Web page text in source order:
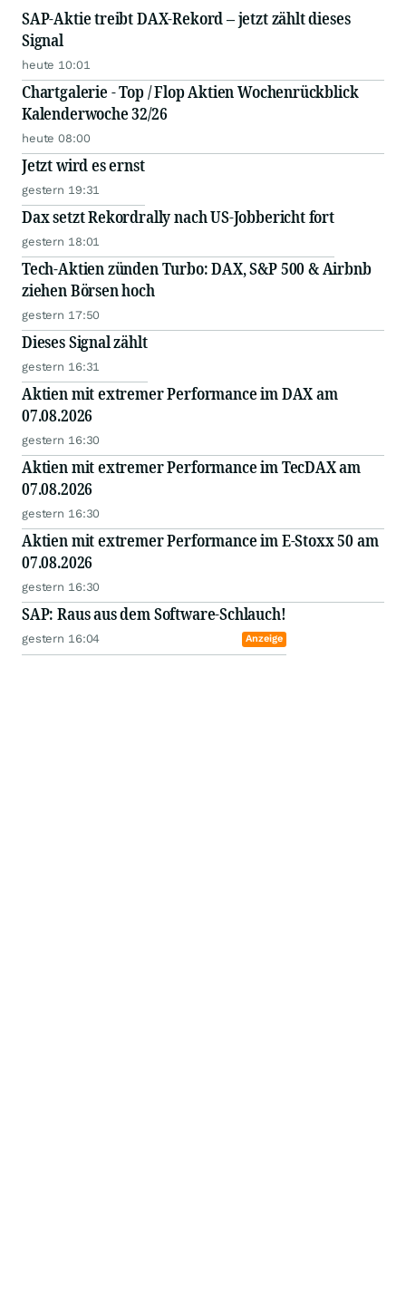
SAP-Aktie treibt DAX-Rekord – jetzt zählt dieses
Signal
heute 10:01
Chartgalerie - Top / Flop Aktien Wochenrückblick
Kalenderwoche 32/26
heute 08:00
Jetzt wird es ernst
gestern 19:31
Dax setzt Rekordrally nach US-Jobbericht fort
gestern 18:01
Tech-Aktien zünden Turbo: DAX, S&P 500 & Airbnb
ziehen Börsen hoch
gestern 17:50
Dieses Signal zählt
gestern 16:31
Aktien mit extremer Performance im DAX am
07.08.2026
gestern 16:30
Aktien mit extremer Performance im TecDAX am
07.08.2026
gestern 16:30
Aktien mit extremer Performance im E-Stoxx 50 am
07.08.2026
gestern 16:30
SAP: Raus aus dem Software-Schlauch!
gestern 16:04 Anzeige